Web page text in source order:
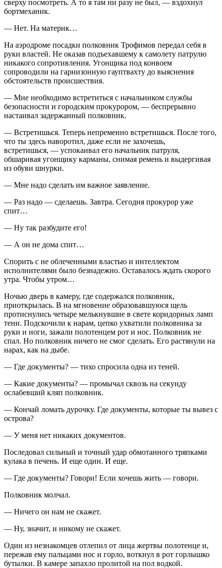
сверху посмотреть. А то я там ни разу не был, — вздохнул
бортмеханик.
— Нет. На материк…
На аэродроме посадки полковник Трофимов передал себя в
руки властей. Не оказав подъехавшему к самолету патрулю
никакого сопротивления. Угонщика под конвоем
сопроводили на гарнизонную гауптвахту до выяснения
обстоятельств происшествия.
— Мне необходимо встретиться с начальником службы
безопасности и городским прокурором, — беспрерывно
настаивал задержанный полковник.
— Встретишься. Теперь непременно встретишься. После того,
что ты здесь наворотил, даже если не захочешь,
встретишься, — успокаивал его начальник патруля,
обшаривая угонщику карманы, снимая ремень и выдергивая
из обуви шнурки.
— Мне надо сделать им важное заявление.
— Раз надо — сделаешь. Завтра. Сегодня прокурор уже
спит…
— Ну так разбудите его!
— А он не дома спит…
Спорить с не облеченными властью и интеллектом
исполнителями было безнадежно. Оставалось ждать скорого
утра. Чтобы утром…
Ночью дверь в камеру, где содержался полковник,
приоткрылась. В на мгновение образовавшуюся щель
протиснулись четыре мелькнувшие в свете коридорных ламп
тени. Подскочили к нарам, цепко ухватили полковника за
руки и ноги, зажали полотенцем рот и нос. Полковник не
спал. Но полковник ничего не смог сделать. Его растянули на
нарах, как на дыбе.
— Где документы? — тихо спросила одна из теней.
— Какие документы? — промычал сквозь на секунду
ослабевший кляп полковник.
— Кончай ломать дурочку. Где документы, которые ты вывез с
острова?
— У меня нет никаких документов.
Последовал сильный и точный удар обмотанного тряпками
кулака в печень. И еще один. И еще.
— Где документы? Говори! Если хочешь жить — говори.
Полковник молчал.
— Ничего он нам не скажет.
— Ну, значит, и никому не скажет.
Один из незнакомцев отлепил от лица жертвы полотенце и,
пережав ему пальцами нос и горло, воткнул в рот горлышко
бутылки. В камере запахло пролитой на пол водкой.